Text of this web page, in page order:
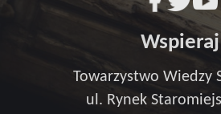
Wspieraj
Towarzystwo Wiedzy
ul. Rynek